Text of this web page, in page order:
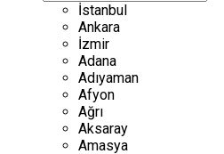
İstanbul
Ankara
İzmir
Adana
Adıyaman
Afyon
Ağrı
Aksaray
Amasya